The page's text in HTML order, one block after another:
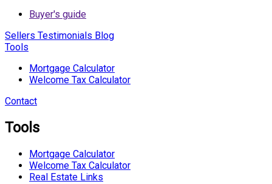
Buyer's guide
Sellers Testimonials Blog
Tools
Mortgage Calculator
Welcome Tax Calculator
Contact
Tools
Mortgage Calculator
Welcome Tax Calculator
Real Estate Links